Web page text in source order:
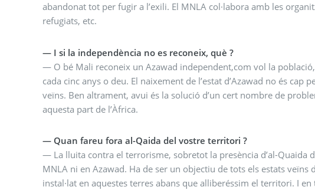
abandonat tot per fugir a l’exili. El MNLA col·labora amb les
refugiats, etc.
— I si la independència no es reconeix, què ?
— O bé Mali reconeix un Azawad independent,com vol la
cada cinc anys o deu. El naixement de l’estat d’Azawad no és
veïns. Ben altrament, avui és la solució d’un cert nombre de
aquesta part de l’Àfrica.
— Quan fareu fora al-Qaida del vostre territori ?
— La lluita contra el terrorisme, sobretot la presència d’al-Quaida
MNLA ni en Azawad. Ha de ser un objectiu de tots els estats veïns
instal·lat en aquestes terres abans que alliberéssim el territori. I